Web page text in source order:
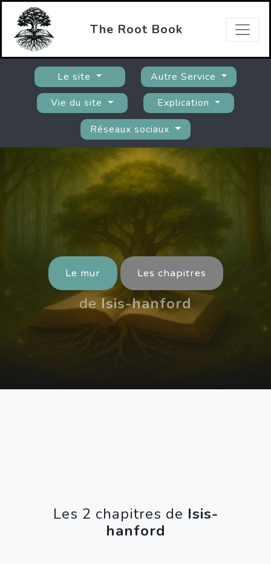
The Root Book
Le site
Autre Service
Vie du site
Explication
Réseaux sociaux
Le mur Les chapitres
deIsis-hanford
Les 2 chapitres de Isis-
hanford